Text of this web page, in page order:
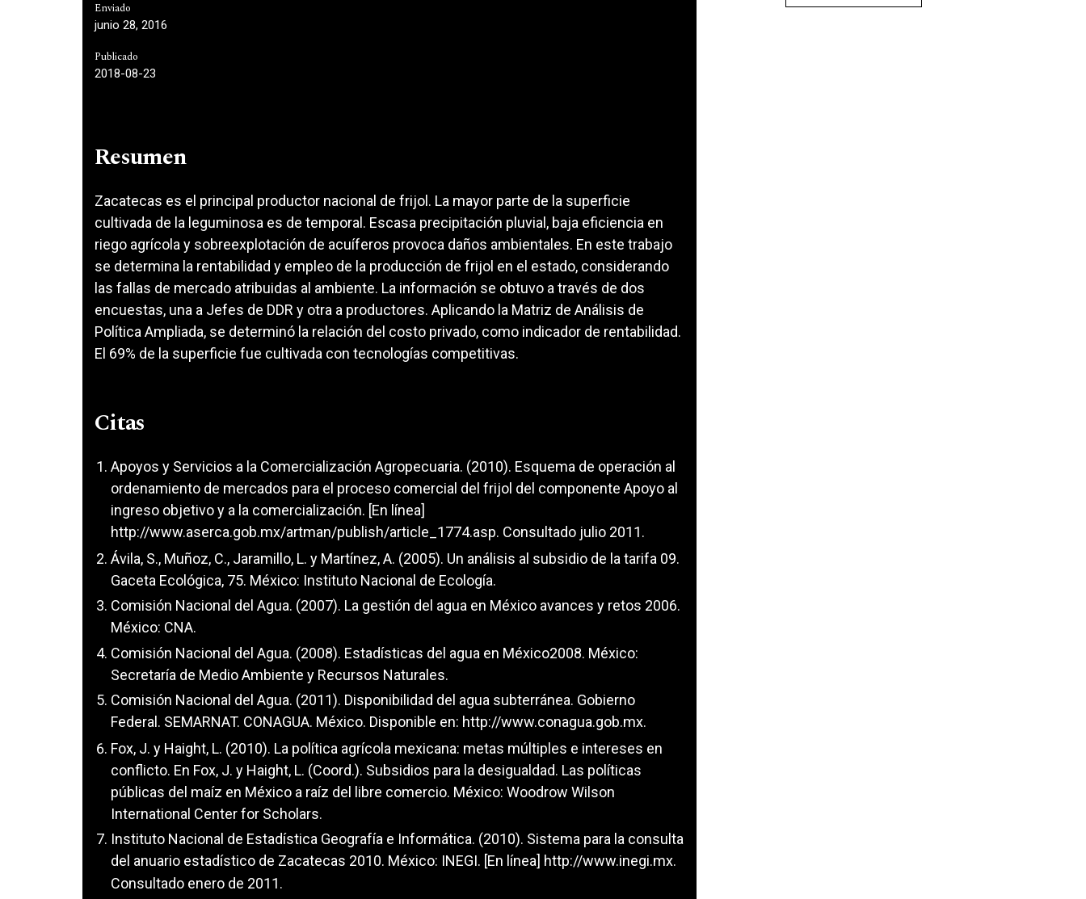
Enviado
junio 28, 2016
Publicado
2018-08-23
Resumen
Zacatecas es el principal productor nacional de frijol. La mayor parte de la superficie
cultivada de la leguminosa es de temporal. Escasa precipitación pluvial, baja eficiencia en
riego agrícola y sobreexplotación de acuíferos provoca daños ambientales. En este trabajo
se determina la rentabilidad y empleo de la producción de frijol en el estado, considerando
las fallas de mercado atribuidas al ambiente. La información se obtuvo a través de dos
encuestas, una a Jefes de DDR y otra a productores. Aplicando la Matriz de Análisis de
Política Ampliada, se determinó la relación del costo privado, como indicador de rentabilidad.
El 69% de la superficie fue cultivada con tecnologías competitivas.
Citas
Apoyos y Servicios a la Comercialización Agropecuaria. (2010). Esquema de operación al
ordenamiento de mercados para el proceso comercial del frijol del componente Apoyo al
ingreso objetivo y a la comercialización. [En línea]
http://www.aserca.gob.mx/artman/publish/article_1774.asp. Consultado julio 2011.
Ávila, S., Muñoz, C., Jaramillo, L. y Martínez, A. (2005). Un análisis al subsidio de la tarifa 09.
Gaceta Ecológica, 75. México: Instituto Nacional de Ecología.
Comisión Nacional del Agua. (2007). La gestión del agua en México avances y retos 2006.
México: CNA.
Comisión Nacional del Agua. (2008). Estadísticas del agua en México2008. México:
Secretaría de Medio Ambiente y Recursos Naturales.
Comisión Nacional del Agua. (2011). Disponibilidad del agua subterránea. Gobierno
Federal. SEMARNAT. CONAGUA. México. Disponible en: http://www.conagua.gob.mx.
Fox, J. y Haight, L. (2010). La política agrícola mexicana: metas múltiples e intereses en
conflicto. En Fox, J. y Haight, L. (Coord.). Subsidios para la desigualdad. Las políticas
públicas del maíz en México a raíz del libre comercio. México: Woodrow Wilson
International Center for Scholars.
Instituto Nacional de Estadística Geografía e Informática. (2010). Sistema para la consulta
del anuario estadístico de Zacatecas 2010. México: INEGI. [En línea] http://www.inegi.mx.
Consultado enero de 2011.